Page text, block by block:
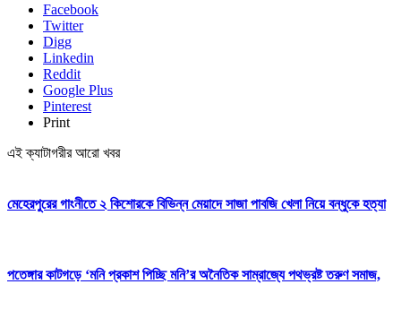
Facebook
Twitter
Digg
Linkedin
Reddit
Google Plus
Pinterest
Print
এই ক্যাটাগরীর আরো খবর
মেহেরপুরের গাংনীতে ২ কিশোরকে বিভিন্ন মেয়াদে সাজা পাবজি খেলা নিয়ে বন্ধুকে হত্যা
পতেঙ্গার কাটগড়ে ‘মনি প্রকাশ পিচ্ছি মনি’র অনৈতিক সাম্রাজ্যে পথভ্রষ্ট তরুণ সমাজ,